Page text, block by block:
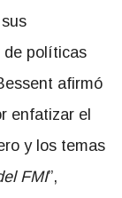
de políticas
afirmó
enfatizar el
y los temas
FMI”,